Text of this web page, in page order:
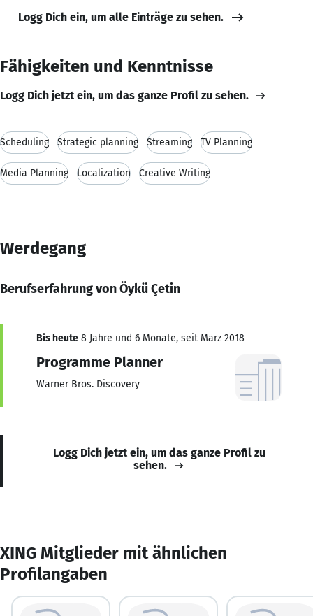
Logg Dich ein, um alle Einträge zu sehen.
Fähigkeiten und Kenntnisse
Logg Dich jetzt ein, um das ganze Profil zu sehen.
Scheduling Strategic planning Streaming TV Planning
Media Planning Localization Creative Writing
Werdegang
Berufserfahrung von Öykü Çetin
Bis heute 8 Jahre und 6 Monate, seit März 2018
Programme Planner
Warner Bros. Discovery
Logg Dich jetzt ein, um das ganze Profil zu
sehen.
XING Mitglieder mit ähnlichen
Profilangaben